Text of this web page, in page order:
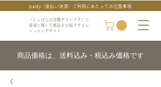
「にっぽんの宝物グランプリ」で
栄冠に輝いた商品をお届けするシ
ョッピングサイト
paidy（後払い決済）ご利用にあたっての注意事項
商品価格は、送料込み・税込み価格です